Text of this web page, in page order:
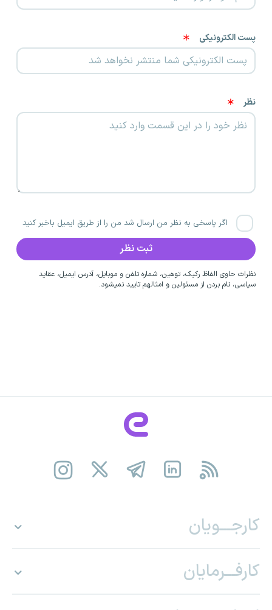
پست الکترونیکی
نظر
اگر پاسخی به نظر من ارسال شد من را از طریق ایمیل باخبر کنید
نظرات حاوی الفاظ رکیک، توهین، شماره تلفن و موبایل، آدرس ایمیل، عقاید
سیاسی، نام بردن از مسئولین و امثالهم تایید نمیشود.
کارجـــویان
کارفـــرمایان